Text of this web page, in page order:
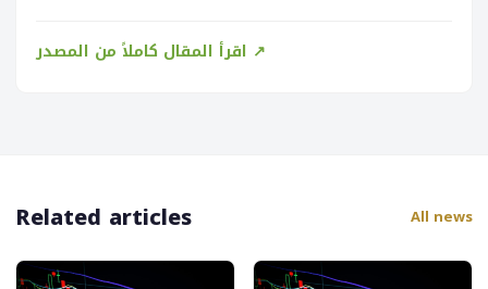
اقرأ المقال كاملاً من المصدر ↗
Related articles All news